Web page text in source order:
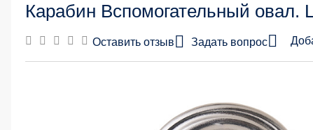
Сумма
Карабин Вспомогательный овал.
Оставить отзыв Задать вопрос